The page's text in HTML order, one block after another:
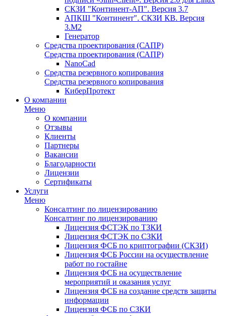
СКЗИ "Континент-АП". Версия 3.7
АПКШ "Континент". СКЗИ КВ. Версия
3.М2
Генератор
Средства проектирования (САПР)
Средства проектирования (САПР)
NanoCad
Средства резервного копирования
Средства резервного копирования
КиберПротект
О компании
Меню
О компании
Отзывы
Клиенты
Партнеры
Вакансии
Благодарности
Лицензии
Сертификаты
Услуги
Меню
Консалтинг по лицензированию
Консалтинг по лицензированию
Лицензия ФСТЭК по ТЗКИ
Лицензия ФСТЭК по СЗКИ
Лицензия ФСБ по криптографии (СКЗИ)
Лицензия ФСБ России на осуществление
работ по гостайне
Лицензия ФСБ на осуществление
мероприятий и оказания услуг
Лицензия ФСБ на создание средств защиты
информации
Лицензия ФСБ по СЗКИ